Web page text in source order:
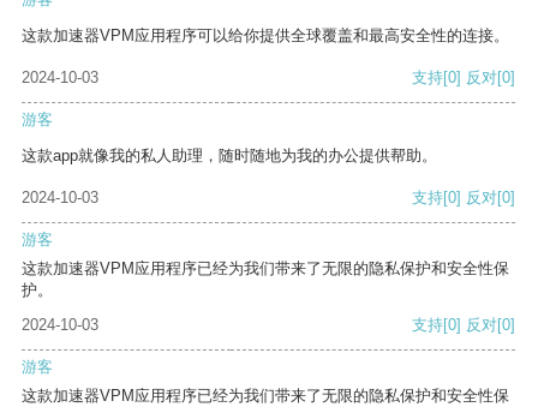
这款加速器VPM应用程序可以给你提供全球覆盖和最高安全性的连接。
2024-10-03 支持[0] 反对[0]
游客
这款app就像我的私人助理，随时随地为我的办公提供帮助。
2024-10-03 支持[0] 反对[0]
游客
这款加速器VPM应用程序已经为我们带来了无限的隐私保护和安全性保
护。
2024-10-03
支持[0] 反对[0]
游客
这款加速器VPM应用程序已经为我们带来了无限的隐私保护和安全性保